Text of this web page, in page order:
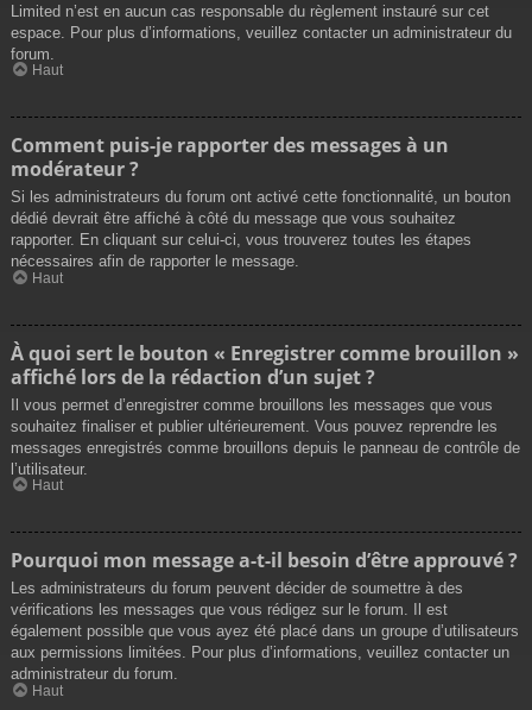
Limited n’est en aucun cas responsable du règlement instauré sur cet
espace. Pour plus d’informations, veuillez contacter un administrateur du
forum.
Haut
Comment puis-je rapporter des messages à un
modérateur ?
Si les administrateurs du forum ont activé cette fonctionnalité, un bouton
dédié devrait être affiché à côté du message que vous souhaitez
rapporter. En cliquant sur celui-ci, vous trouverez toutes les étapes
nécessaires afin de rapporter le message.
Haut
À quoi sert le bouton « Enregistrer comme brouillon »
affiché lors de la rédaction d’un sujet ?
Il vous permet d’enregistrer comme brouillons les messages que vous
souhaitez finaliser et publier ultérieurement. Vous pouvez reprendre les
messages enregistrés comme brouillons depuis le panneau de contrôle de
l’utilisateur.
Haut
Pourquoi mon message a-t-il besoin d’être approuvé ?
Les administrateurs du forum peuvent décider de soumettre à des
vérifications les messages que vous rédigez sur le forum. Il est
également possible que vous ayez été placé dans un groupe d’utilisateurs
aux permissions limitées. Pour plus d’informations, veuillez contacter un
administrateur du forum.
Haut